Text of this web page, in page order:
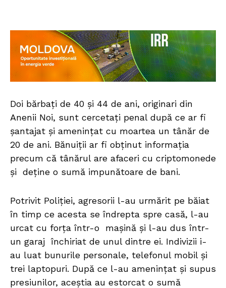
Doi bărbați de 40 și 44 de ani, originari din
Anenii Noi, sunt cercetați penal după ce ar fi
șantajat și amenințat cu moartea un tânăr de
20 de ani. Bănuiții ar fi obținut informația
precum că tânărul are afaceri cu criptomonede
și deține o sumă impunătoare de bani.
Potrivit Poliției, agresorii l-au urmărit pe băiat
în timp ce acesta se îndrepta spre casă, l-au
urcat cu forța într-o mașină și l-au dus într-
un garaj închiriat de unul dintre ei. Indivizii i-
au luat bunurile personale, telefonul mobil și
trei laptopuri. După ce l-au amenințat și supus
presiunilor, aceștia au estorcat o sumă